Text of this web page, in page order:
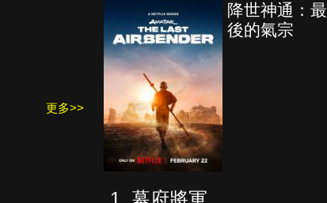
更多>>
降世神通：最
後的氣宗
幕府將軍